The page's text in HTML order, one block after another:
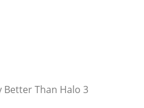
Better Than Halo 3